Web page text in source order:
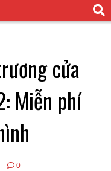
cửa
Miễn phí
0